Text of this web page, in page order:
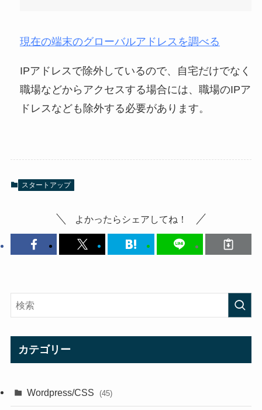
現在の端末のグローバルアドレスを調べる
IPアドレスで除外しているので、自宅だけでなく
職場などからアクセスする場合には、職場のIPア
ドレスなども除外する必要があります。